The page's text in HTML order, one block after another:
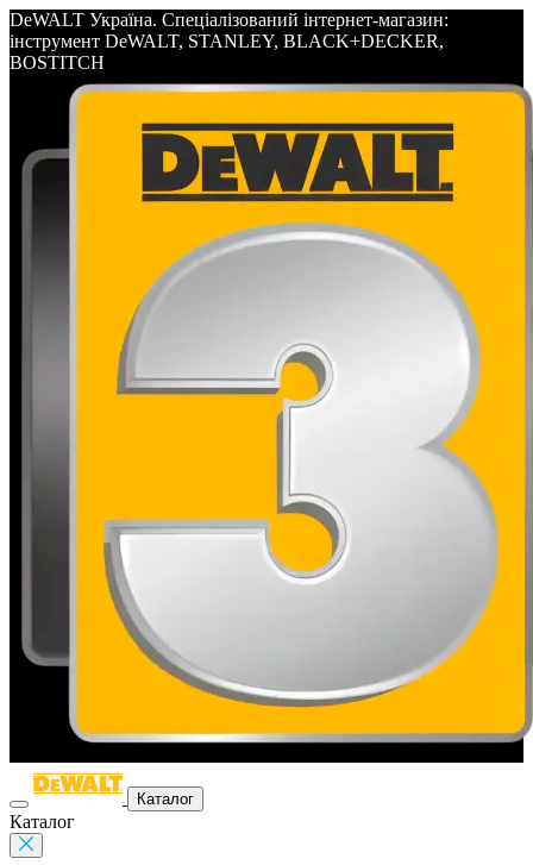
DeWALT Україна. Спеціалізований інтернет-магазин:
інструмент DeWALT, STANLEY, BLACK+DECKER,
BOSTITCH
Каталог
Каталог